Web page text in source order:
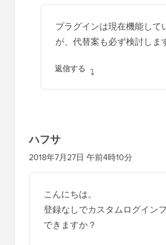
プラグインは現在機能して
が、代替案も必ず検討しま
返信する
ハフサ
2018年7月27日 午前4時10分
こんにちは。
登録なしでカスタムログイン
できますか？